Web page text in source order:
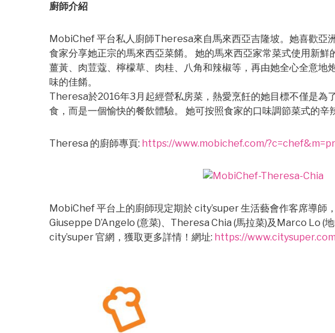
廚師介紹
MobiChef 平台私人廚師Theresa來自馬來西亞吉隆坡。她喜歡亞
食家分享她正宗的馬來西亞菜餚。 她的馬來西亞家常菜式使用新鮮
薑黃、肉荳蔻、檸檬草、肉桂、八角和辣椒等，再由她全心全意地
味的佳餚。
Theresa於2016年3月起經營私房菜，熱愛烹飪的她目標不僅是為
食，而是一個愉快的餐飲體驗。 她可按照食家的口味調節菜式的辛
Theresa 的廚師專頁: https://www.mobichef.com/
MobiChef 平台上的廚師現定期於 city’super 生活藝會作客席導師
Giuseppe D’Angelo (意菜)、Theresa Chia (馬拉菜)及Marco Lo (
city’super 官網，獲取更多詳情！網址: https://